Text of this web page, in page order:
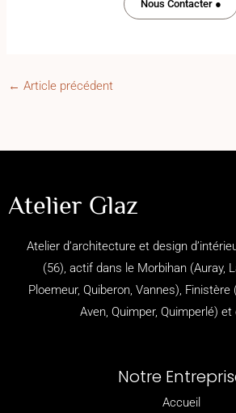
Nous Contacter ●
← Article précédent
Atelier Glaz
Atelier d’architecture et design
(56), actif dans le Morbihan (Auray,
Ploemeur, Quiberon, Vannes), Finistère
Aven, Quimper, Quimperlé) et
Notre
Accueil